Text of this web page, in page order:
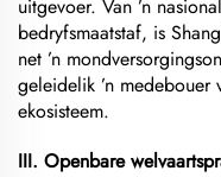
uitgevoer. Van ’n
bedryfsmaatstaf, is
net ’n
geleidelik ’n medebouer
ekosisteem.
III. Openbare